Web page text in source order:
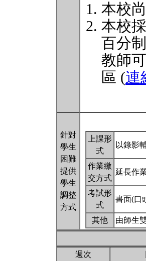
本校
本校
百分
教師
區 (連
針對
學生
困難
提供
學生
調整
方式
上課形
式
以錄影
作業繳
交方式
延長作
考試形
式
書面(口
其他 由師生
週次